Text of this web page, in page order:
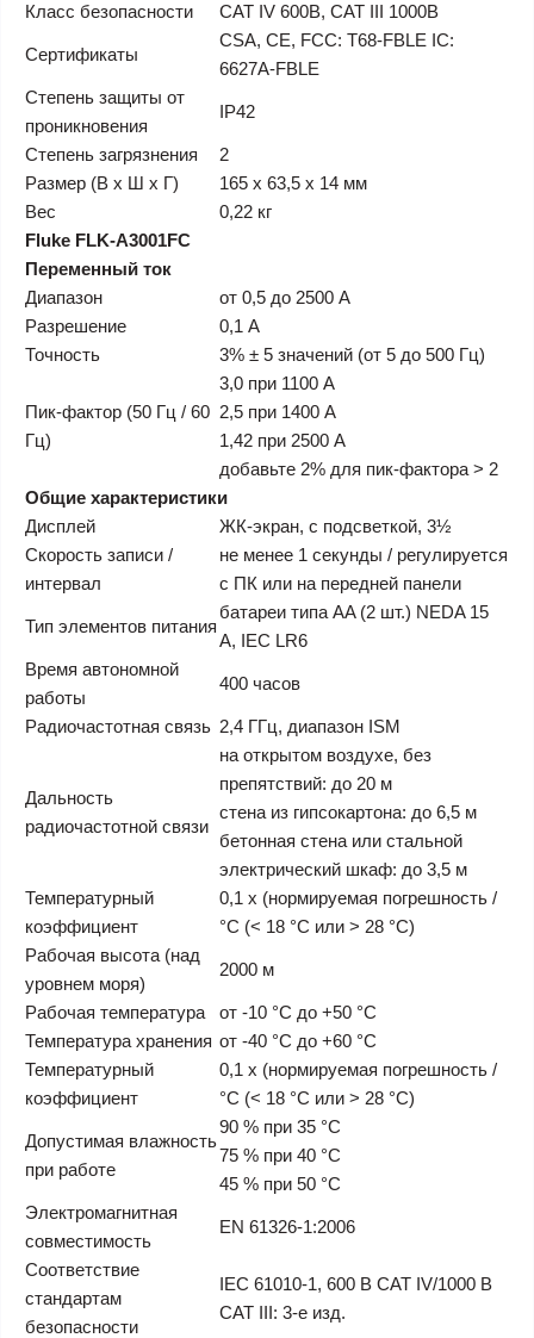
Класс безопасности CAT IV 600В, CAT III 1000В
Сертификаты
CSA, CE, FCC: T68-FBLE IC:
6627A-FBLE
Степень защиты от
проникновения
IP42
Степень загрязнения
2
Размер (В x Ш x Г)
165 x 63,5 x 14 мм
Вес
0,22 кг
Fluke FLK-A3001FC
Переменный ток
Диапазон
от 0,5 до 2500 А
Разрешение
0,1 А
Точность
3% ± 5 значений (от 5 до 500 Гц)
Пик-фактор (50 Гц / 60
Гц)
3,0 при 1100 А
2,5 при 1400 А
1,42 при 2500 А
добавьте 2% для пик-фактора > 2
Общие характеристики
Дисплей
ЖК-экран, с подсветкой, 3½
Скорость записи /
интервал
не менее 1 секунды / регулируется
с ПК или на передней панели
Тип элементов питания
батареи типа AA (2 шт.) NEDA 15
А, IEC LR6
Время автономной
работы
400 часов
Радиочастотная связь 2,4 ГГц, диапазон ISM
Дальность
радиочастотной связи
на открытом воздухе, без
препятствий: до 20 м
стена из гипсокартона: до 6,5 м
бетонная стена или стальной
электрический шкаф: до 3,5 м
Температурный
коэффициент
0,1 х (нормируемая погрешность /
°C (< 18 °C или > 28 °C)
Рабочая высота (над
уровнем моря)
2000 м
Рабочая температура
от -10 °C до +50 °C
Температура хранения от -40 °C до +60 °C
Температурный
коэффициент
0,1 х (нормируемая погрешность /
°C (< 18 °C или > 28 °C)
Допустимая влажность
при работе
90 % при 35 °C
75 % при 40 °C
45 % при 50 °C
Электромагнитная
совместимость
EN 61326-1:2006
Соответствие
стандартам
безопасности
IEC 61010-1, 600 В CAT IV/1000 В
CAT III: 3-е изд.